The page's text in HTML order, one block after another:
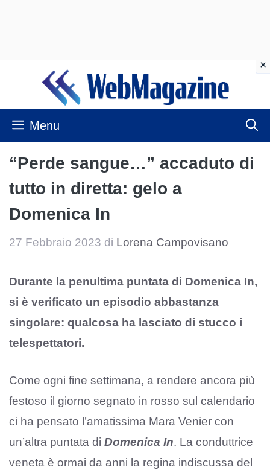
contenuto
Menu
“Perde sangue…” accaduto di
tutto in diretta: gelo a
Domenica In
27 Febbraio 2023 di Lorena Campovisano
Durante la penultima puntata di Domenica In,
si è verificato un episodio abbastanza
singolare: qualcosa ha lasciato di stucco i
telespettatori.
Come ogni fine settimana, a rendere ancora più
festoso il giorno segnato in rosso sul calendario
ci ha pensato l’amatissima Mara Venier con
un’altra puntata di Domenica In. La conduttrice
veneta è ormai da anni la regina indiscussa del